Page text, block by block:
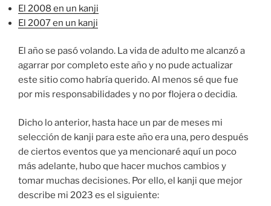
El 2008 en un kanji
El 2007 en un kanji
El año se pasó volando. La vida de adulto me alcanzó a
agarrar por completo este año y no pude actualizar
este sitio como habría querido. Al menos sé que fue
por mis responsabilidades y no por flojera o decidia.
Dicho lo anterior, hasta hace un par de meses mi
selección de kanji para este año era una, pero después
de ciertos eventos que ya mencionaré aquí un poco
más adelante, hubo que hacer muchos cambios y
tomar muchas decisiones. Por ello, el kanji que mejor
describe mi 2023 es el siguiente: